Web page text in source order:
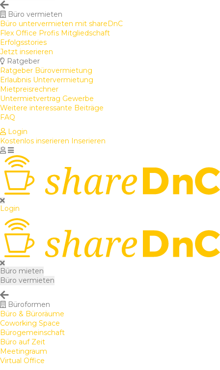
Büro vermieten
Büro untervermieten mit shareDnC
Flex Office Profis Mitgliedschaft
Erfolgsstories
Jetzt inserieren
Ratgeber
Ratgeber Bürovermietung
Erlaubnis Untervermietung
Mietpreisrechner
Untermietvertrag Gewerbe
Weitere interessante Beiträge
FAQ
Login
Kostenlos inserieren Inserieren
Login
Büro mieten
Büro vermieten
Büroformen
Büro & Büroräume
Coworking Space
Bürogemeinschaft
Büro auf Zeit
Meetingraum
Virtual Office